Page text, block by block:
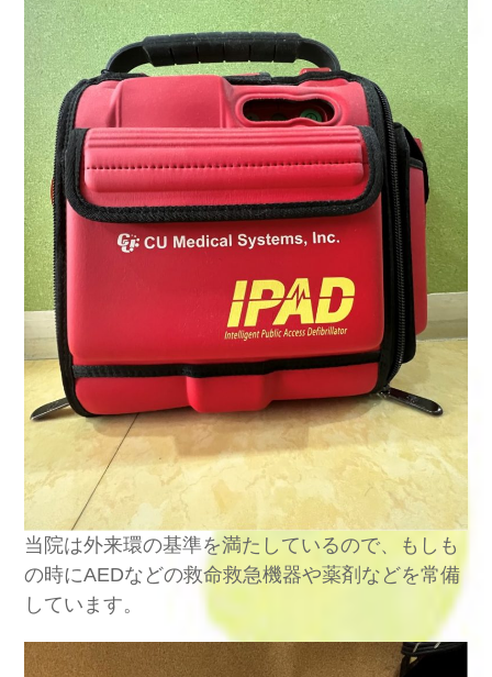
当院は外来環の基準を満たしているので、もしも
の時にAEDなどの救命救急機器や薬剤などを常備
しています。